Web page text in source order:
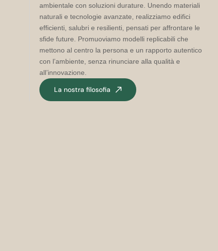
ambientale con soluzioni durature. Unendo materiali
naturali e tecnologie avanzate, realizziamo edifici
efficienti, salubri e resilienti, pensati per affrontare le
sfide future. Promuoviamo modelli replicabili che
mettono al centro la persona e un rapporto autentico
con l’ambiente, senza rinunciare alla qualità e
all’innovazione.
La nostra filosofia